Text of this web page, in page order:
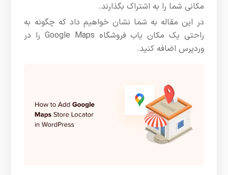
مکانی شما را به اشتراک بگذارند.
در این مقاله به شما نشان خواهیم داد که چگونه به
راحتی یک مکان یاب فروشگاه Google Maps را در
وردپرس اضافه کنید.